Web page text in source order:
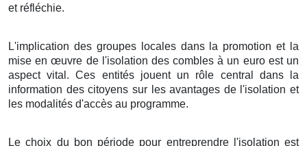
et réfléchie.
L'implication des groupes locales dans la promotion et la
mise en œuvre de l'isolation des combles à un euro est un
aspect vital. Ces entités jouent un rôle central dans la
information des citoyens sur les avantages de l'isolation et
les modalités d'accès au programme.
Le choix du bon période pour entreprendre l'isolation est